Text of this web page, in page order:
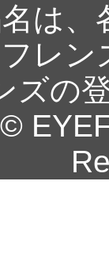
は、
レ
ズの